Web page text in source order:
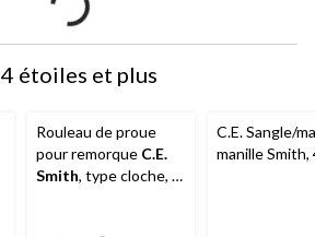
4 étoiles et plus
Rouleau de proue
pour remorque C.E.
Smith, type cloche, 3
C.E. Sangle/
manille Smith,